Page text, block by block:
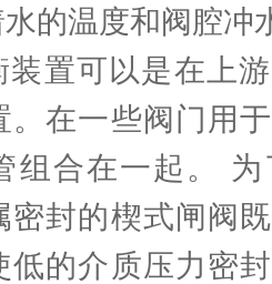
的温度和阀腔冲
装置可以是在上
。在一些阀门用
组合在一起。
密封的楔式闸阀
低的介质压力密